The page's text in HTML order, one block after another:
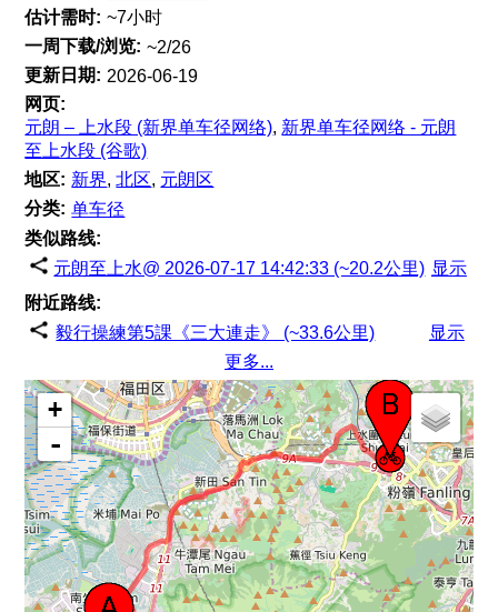
估计需时: ~7小时
一周下载/浏览: ~2/26
更新日期: 2026-06-19
网页:
元朗 – 上水段 (新界单车径网络), 新界单车径网络 - 元朗
至上水段 (谷歌)
地区: 新界,北区, 元朗区
分类: 单车径
类似路线:
元朗至上水@ 2026-07-17 14:42:33 (~20.2公里) 显示
附近路线:
毅行操練第5課《三大連走》 (~33.6公里)
显示
更多...
+
-